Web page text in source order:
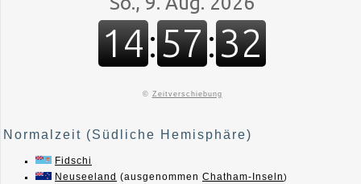
© Zeitverschiebung
Normalzeit (Südliche Hemisphäre)
Fidschi
Neuseeland (ausgenommen Chatham-Inseln)